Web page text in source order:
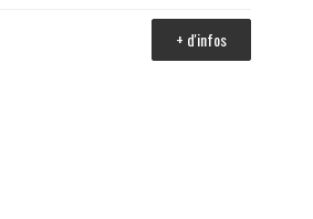
+ d'infos